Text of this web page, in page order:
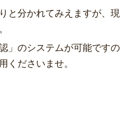
と分かれてみえますが、現
」のシステムが可能ですの
くださいませ。